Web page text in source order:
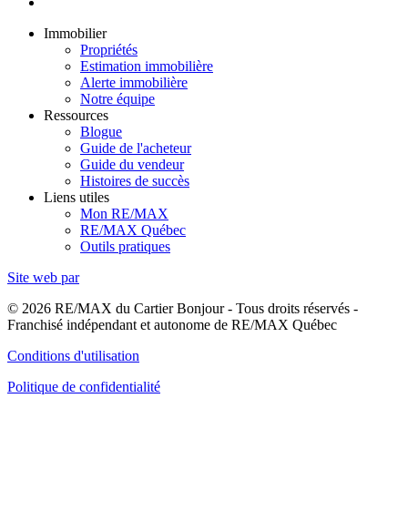
Immobilier
Propriétés
Estimation immobilière
Alerte immobilière
Notre équipe
Ressources
Blogue
Guide de l'acheteur
Guide du vendeur
Histoires de succès
Liens utiles
Mon RE/MAX
RE/MAX Québec
Outils pratiques
Site web par
© 2026 RE/MAX du Cartier Bonjour - Tous droits réservés -
Franchisé indépendant et autonome de RE/MAX Québec
Conditions d'utilisation
Politique de confidentialité